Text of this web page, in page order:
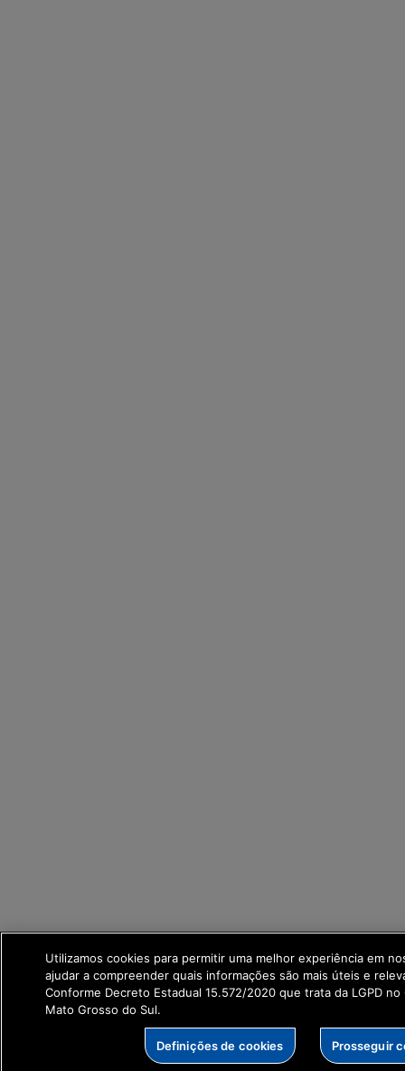
Utilizamos cookies para permitir uma melhor experiência em
ajudar a compreender quais informações são mais úteis e
Conforme Decreto Estadual 15.572/2020 que trata da LGPD
Mato Grosso do Sul.
Definições de cookies Prosseguir